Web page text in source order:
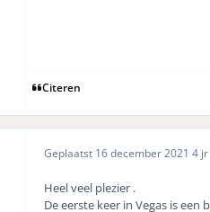
Citeren
Geplaatst 16 december 2021 4 jr
Heel veel plezier .
De eerste keer in Vegas is een